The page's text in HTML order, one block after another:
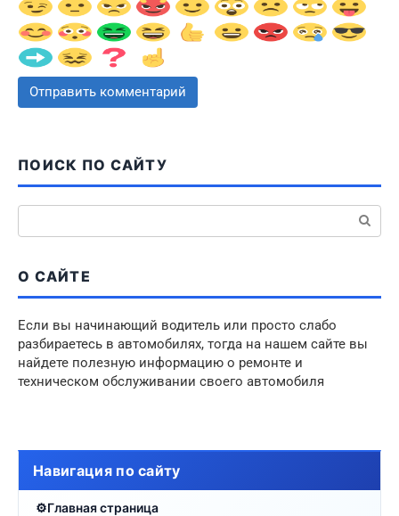
ПОИСК ПО САЙТУ
Поиск:
О САЙТЕ
Если вы начинающий водитель или просто слабо
разбираетесь в автомобилях, тогда на нашем сайте вы
найдете полезную информацию о ремонте и
техническом обслуживании своего автомобиля
Навигация по сайту
Главная страница